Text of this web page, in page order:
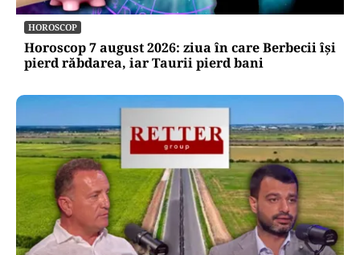
HOROSCOP
Horoscop 7 august 2026: ziua în care Berbecii își
pierd răbdarea, iar Taurii pierd bani